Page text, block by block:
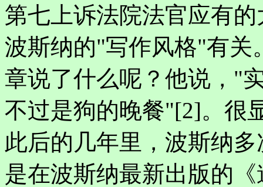
第七上诉法院法官应有
波斯纳的"写作风格"有关
章说了什么呢？他说，"
不过是狗的晚餐"[2]。很
此后的几年里，波斯纳
是在波斯纳最新出版的